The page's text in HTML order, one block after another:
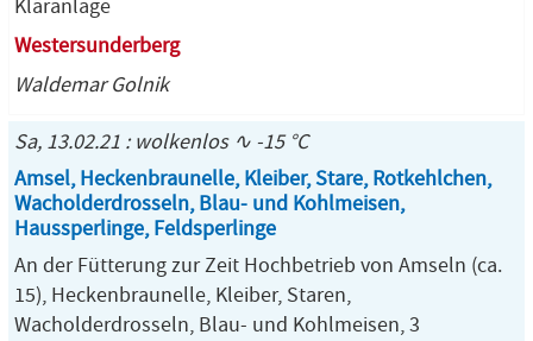
Kläranlage
Westersunderberg
Waldemar Golnik
Sa, 13.02.21 : wolkenlos ∿ -15 °C
Amsel, Heckenbraunelle, Kleiber, Stare, Rotkehlchen,
Wacholderdrosseln, Blau- und Kohlmeisen,
Haussperlinge, Feldsperlinge
An der Fütterung zur Zeit Hochbetrieb von Amseln (ca.
15), Heckenbraunelle, Kleiber, Staren,
Wacholderdrosseln, Blau- und Kohlmeisen, 3